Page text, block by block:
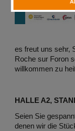
es freut uns sehr,
Roche sur Foron
willkommen zu
HALLE A2,
Seien Sie
denen wir die